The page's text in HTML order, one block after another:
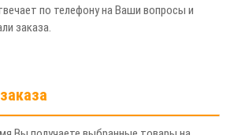
по телефону на Ваши вопросы и
заказа.